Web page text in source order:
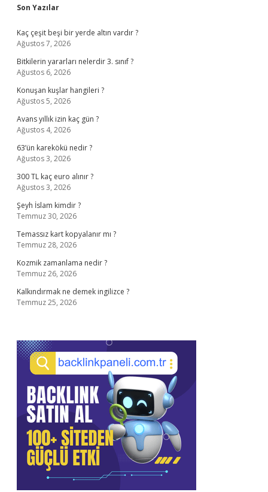
Sidebar
Son Yazılar
Kaç çeşit beşi bir yerde altın vardır ?
Ağustos 7, 2026
Bitkilerin yararları nelerdir 3. sınıf ?
Ağustos 6, 2026
Konuşan kuşlar hangileri ?
Ağustos 5, 2026
Avans yıllık izin kaç gün ?
Ağustos 4, 2026
63’ün karekökü nedir ?
Ağustos 3, 2026
300 TL kaç euro alınır ?
Ağustos 3, 2026
Şeyh İslam kimdir ?
Temmuz 30, 2026
Temassız kart kopyalanır mı ?
Temmuz 28, 2026
Kozmik zamanlama nedir ?
Temmuz 26, 2026
Kalkındırmak ne demek ingilizce ?
Temmuz 25, 2026